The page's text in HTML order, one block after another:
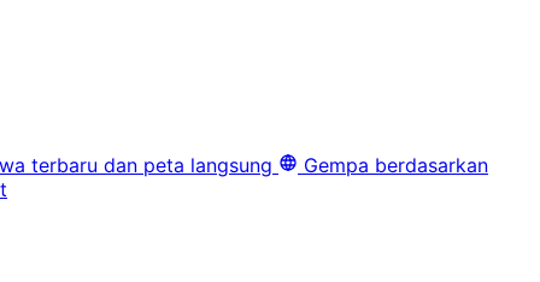
terbaru dan peta langsung
Gempa berdasarkan